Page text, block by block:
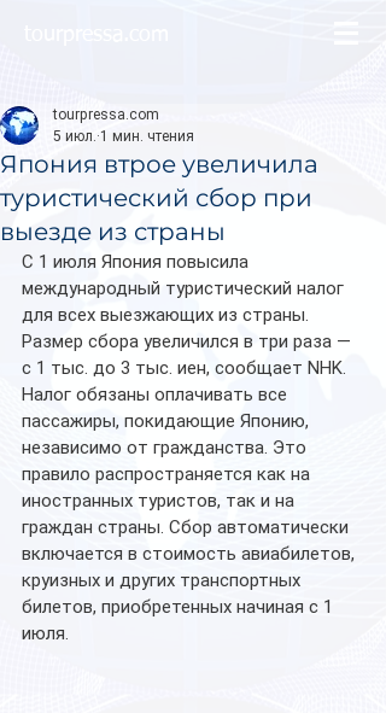
Япония втрое увеличила
туристический сбор при
выезде из страны
tourpressa.com
5 июл. 1 мин. чтения
С 1 июля Япония повысила
международный туристический налог
для всех выезжающих из страны.
Размер сбора увеличился в три раза —
с 1 тыс. до 3 тыс. иен, сообщает NHK.
Налог обязаны оплачивать все
пассажиры, покидающие Японию,
независимо от гражданства. Это
правило распространяется как на
иностранных туристов, так и на
граждан страны. Сбор автоматически
включается в стоимость авиабилетов,
круизных и других транспортных
билетов, приобретенных начиная с 1
июля.